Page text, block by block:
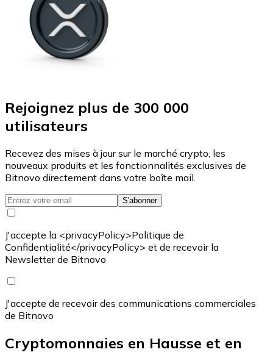
Rejoignez plus de 300 000
utilisateurs
Recevez des mises à jour sur le marché crypto, les
nouveaux produits et les fonctionnalités exclusives de
Bitnovo directement dans votre boîte mail.
S'abonner
J'accepte la <privacyPolicy>Politique de
Confidentialité</privacyPolicy> et de recevoir la
Newsletter de Bitnovo
J'accepte de recevoir des communications commerciales
de Bitnovo
Cryptomonnaies en Hausse et en